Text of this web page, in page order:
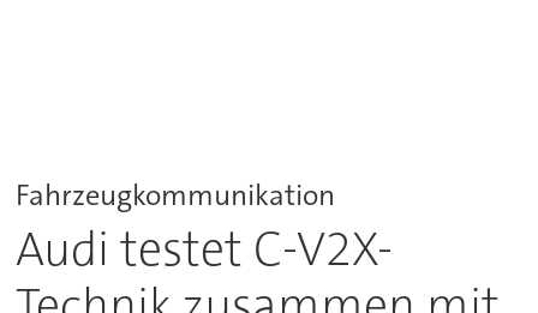
Fahrzeugkommunikation
Audi testet C-V2X-